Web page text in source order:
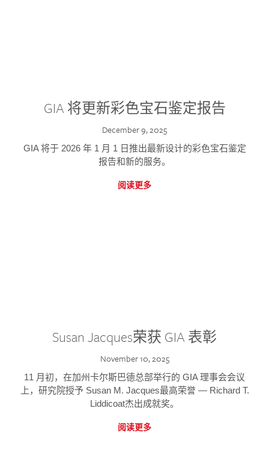
GIA 将更新彩色宝石鉴定报告
December 9, 2025
GIA 将于 2026 年 1 月 1 日推出最新设计的彩色宝石鉴定
报告和新的服务。
阅读更多
Susan Jacques荣获 GIA 表彰
November 10, 2025
11 月初，在加州卡尔斯巴德总部举行的 GIA 理事会会议
上，研究院授予 Susan M. Jacques最高荣誉 — Richard T.
Liddicoat杰出成就奖。
阅读更多